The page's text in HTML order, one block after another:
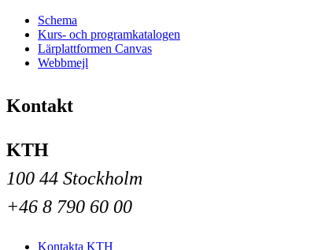
Schema
Kurs- och programkatalogen
Lärplattformen Canvas
Webbmejl
Kontakt
KTH
100 44 Stockholm
+46 8 790 60 00
Kontakta KTH